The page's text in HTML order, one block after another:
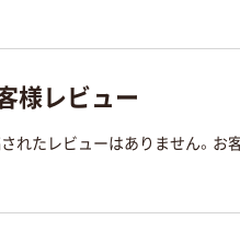
様レビュー
れたレビューはありません。お